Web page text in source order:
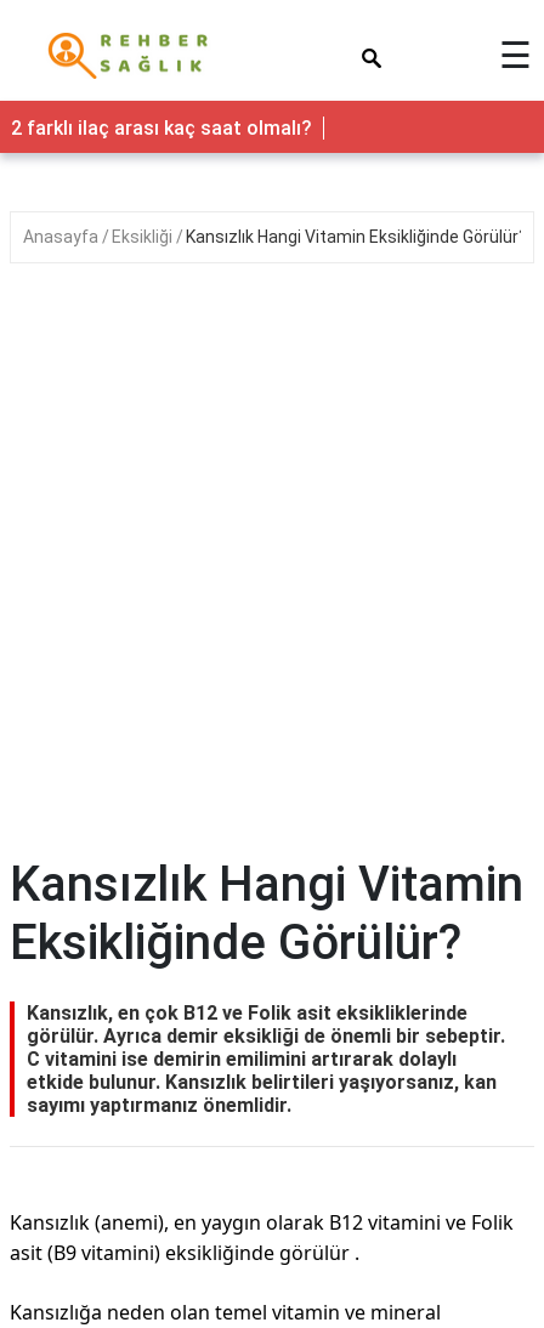
Sağlık
Yaşam
Nedir
☰
2 farklı ilaç arası kaç saat olmalı?
Anasayfa Eksikliği Kansızlık Hangi Vitamin Eksikliğinde Görülür?
Kansızlık Hangi Vitamin
Eksikliğinde Görülür?
Kansızlık, en çok B12 ve Folik asit eksikliklerinde
görülür. Ayrıca demir eksikliği de önemli bir sebeptir.
C vitamini ise demirin emilimini artırarak dolaylı
etkide bulunur. Kansızlık belirtileri yaşıyorsanız, kan
sayımı yaptırmanız önemlidir.
Kansızlık (anemi), en yaygın olarak B12 vitamini ve Folik
asit (B9 vitamini) eksikliğinde görülür .
Kansızlığa neden olan temel vitamin ve mineral